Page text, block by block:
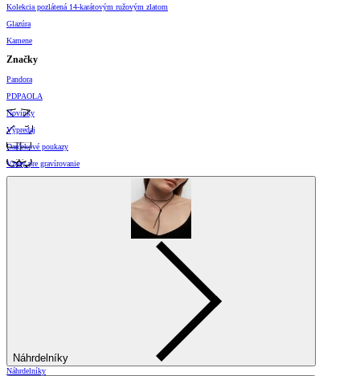
Kolekcia pozlátená 14-karátovým ružovým zlatom
Glazúra
Kamene
Značky
Pandora
PDPAOLA
Novinky
Výpredaj
Darčekové poukazy
Vzory pre gravírovanie
Náhrdelníky
Náhrdelníky